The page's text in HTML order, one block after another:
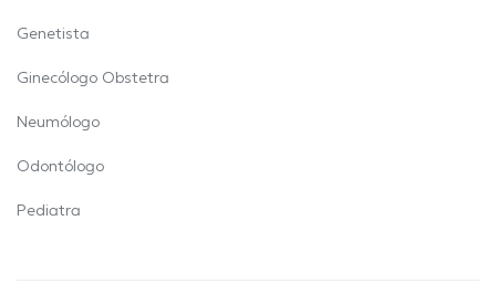
Genetista
Ginecólogo Obstetra
Neumólogo
Odontólogo
Pediatra